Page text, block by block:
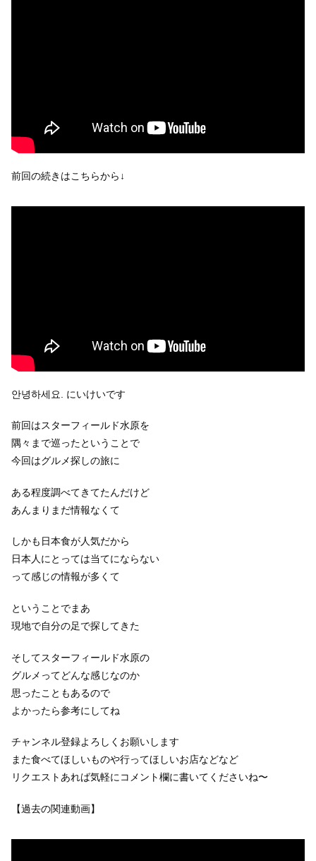
前回の続きはこちらから↓
안녕하세요. にいけいです
前回はスターフィールド水原を
隅々まで巡ったということで
今回はグルメ探しの旅に
ある程度調べてきてたんだけど
あんまりまだ情報なくて
しかも日本食が人気だから
日本人にとっては当てにならない
って感じの情報が多くて
ということでまあ
現地で自分の足で探してきた
そしてスターフィールド水原の
グルメってどんな感じなのか
思ったこともあるので
よかったら参考にしてね
チャンネル登録よろしくお願いします
また食べてほしいものや行ってほしいお店などなど
リクエストあれば気軽にコメント欄に書いてくださいね〜
【過去の関連動画】